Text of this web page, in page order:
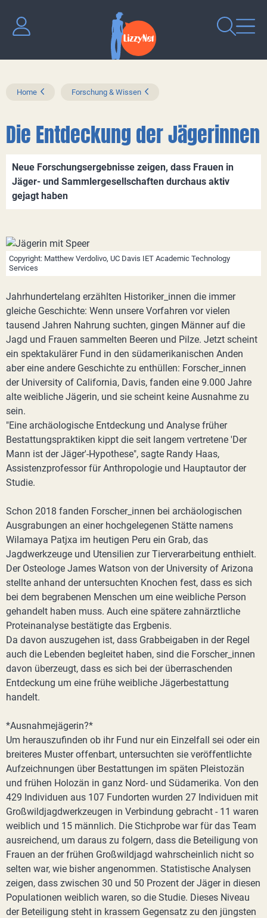
Home Forschung & Wissen
Die Entdeckung der Jägerinnen
Neue Forschungsergebnisse zeigen, dass Frauen in
Jäger- und Sammlergesellschaften durchaus aktiv
gejagt haben
Copyright: Matthew Verdolivo, UC Davis IET Academic Technology
Services
Jahrhundertelang erzählten Historiker_innen die immer
gleiche Geschichte: Wenn unsere Vorfahren vor vielen
tausend Jahren Nahrung suchten, gingen Männer auf die
Jagd und Frauen sammelten Beeren und Pilze. Jetzt scheint
ein spektakulärer Fund in den südamerikanischen Anden
aber eine andere Geschichte zu enthüllen: Forscher_innen
der University of California, Davis, fanden eine 9.000 Jahre
alte weibliche Jägerin, und sie scheint keine Ausnahme zu
sein.
"Eine archäologische Entdeckung und Analyse früher
Bestattungspraktiken kippt die seit langem vertretene 'Der
Mann ist der Jäger'-Hypothese", sagte Randy Haas,
Assistenzprofessor für Anthropologie und Hauptautor der
Studie.
Schon 2018 fanden Forscher_innen bei archäologischen
Ausgrabungen an einer hochgelegenen Stätte namens
Wilamaya Patjxa im heutigen Peru ein Grab, das
Jagdwerkzeuge und Utensilien zur Tierverarbeitung enthielt.
Der Osteologe James Watson von der University of Arizona
stellte anhand der untersuchten Knochen fest, dass es sich
bei dem begrabenen Menschen um eine weibliche Person
gehandelt haben muss. Auch eine spätere zahnärztliche
Proteinanalyse bestätigte das Ergbenis.
Da davon auszugehen ist, dass Grabbeigaben in der Regel
auch die Lebenden begleitet haben, sind die Forscher_innen
davon überzeugt, dass es sich bei der überraschenden
Entdeckung um eine frühe weibliche Jägerbestattung
handelt.
*Ausnahmejägerin?*
Um herauszufinden ob ihr Fund nur ein Einzelfall sei oder ein
breiteres Muster offenbart, untersuchten sie veröffentlichte
Aufzeichnungen über Bestattungen im späten Pleistozän
und frühen Holozän in ganz Nord- und Südamerika. Von den
429 Individuen aus 107 Fundorten wurden 27 Individuen mit
Großwildjagdwerkzeugen in Verbindung gebracht - 11 waren
weiblich und 15 männlich. Die Stichprobe war für das Team
ausreichend, um daraus zu folgern, dass die Beteiligung von
Frauen an der frühen Großwildjagd wahrscheinlich nicht so
selten war, wie bisher angenommen. Statistische Analysen
zeigen, dass zwischen 30 und 50 Prozent der Jäger in diesen
Populationen weiblich waren, so die Studie. Dieses Niveau
der Beteiligung steht in krassem Gegensatz zu den jüngsten